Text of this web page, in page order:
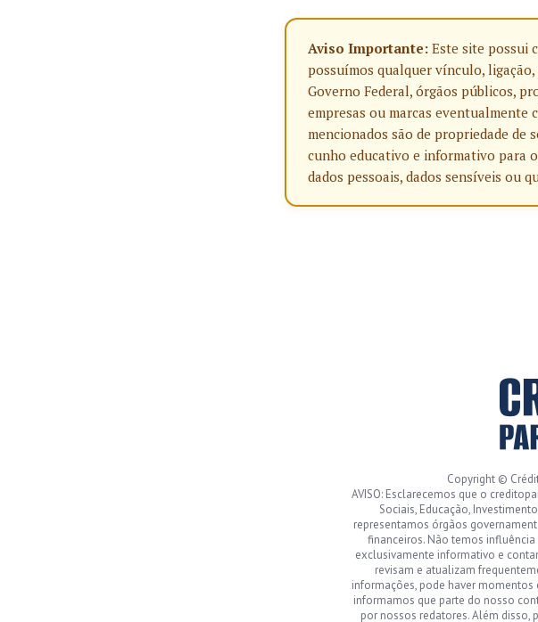
Aviso Importante: Este site possui
possuímos qualquer vínculo,
Governo Federal, órgãos públicos,
empresas ou marcas eventualmente
mencionados são de propriedade de
cunho educativo e informativo para
dados pessoais, dados sensíveis ou
Copyright ©
AVISO: Esclarecemos que o
Sociais, Educação,
representamos órgãos
financeiros. Não temos
exclusivamente informativo e
revisam e atualizam
informações, pode haver
informamos que parte do nosso
por nossos redatores. Além disso,